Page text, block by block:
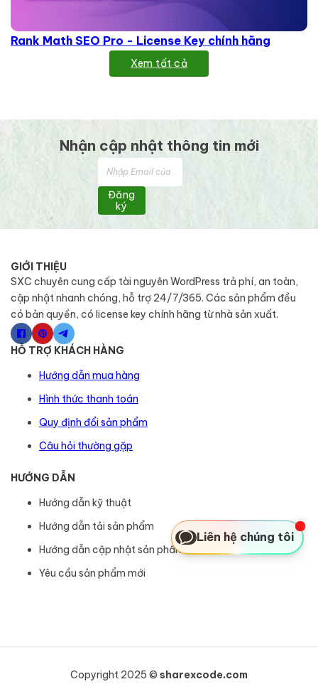
Rank Math SEO Pro - License Key chính hãng
Xem tất cả
Nhận cập nhật thông tin mới
Đăng
ký
GIỚI THIỆU
SXC chuyên cung cấp tài nguyên WordPress trả phí, an toàn,
cập nhật nhanh chóng, hỗ trợ 24/7/365. Các sản phẩm đều
có bản quyền, có license key chính hãng từ nhà sản xuất.
HỖ TRỢ KHÁCH HÀNG
Hướng dẫn mua hàng
Hình thức thanh toán
Quy định đổi sản phẩm
Câu hỏi thường gặp
HƯỚNG DẪN
Hướng dẫn kỹ thuật
Hướng dẫn tải sản phẩm
Hướng dẫn cập nhật sản phẩm
Yêu cầu sản phẩm mới
Copyright 2025 © sharexcode.com
Liên hệ chúng tôi